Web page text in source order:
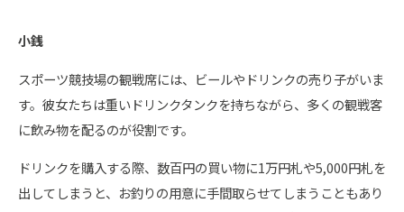
小銭
スポーツ競技場の観戦席には、ビールやドリンクの売り子がいま
す。彼女たちは重いドリンクタンクを持ちながら、多くの観戦客
に飲み物を配るのが役割です。
ドリンクを購入する際、数百円の買い物に1万円札や5,000円札を
出してしまうと、お釣りの用意に手間取らせてしまうこともあり